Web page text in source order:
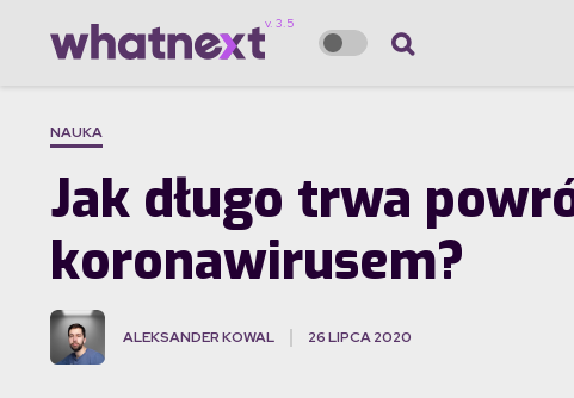
NAUKA
Jak długo trwa
koronawirusem?
ALEKSANDER KOWAL 26 LIPCA 2020